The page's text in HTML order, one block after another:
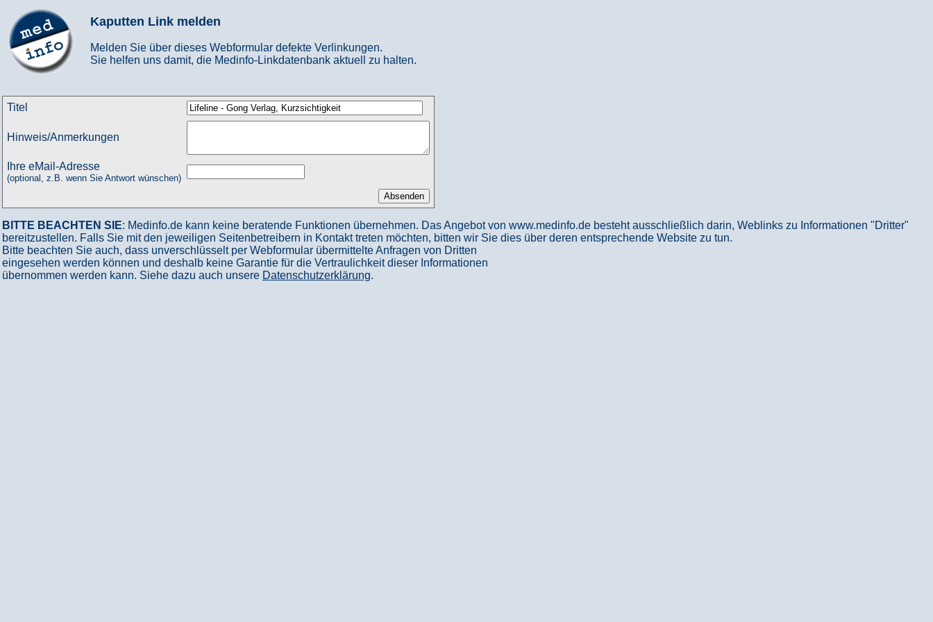
Kaputten Link melden
Melden Sie über dieses Webformular defekte Verlinkungen.
Sie helfen uns damit, die Medinfo-Linkdatenbank aktuell zu halten.
Titel
Hinweis/Anmerkungen
Ihre eMail-Adresse
(optional, z.B. wenn Sie Antwort wünschen)
BITTE BEACHTEN SIE: Medinfo.de kann keine beratende Funktionen übernehmen. Das Angebot von www.medinfo.de besteht ausschließlich darin, Weblinks zu Informationen "Dritter"
bereitzustellen. Falls Sie mit den jeweiligen Seitenbetreibern in Kontakt treten möchten, bitten wir Sie dies über deren entsprechende Website zu tun.
Bitte beachten Sie auch, dass unverschlüsselt per Webformular übermittelte Anfragen von Dritten
eingesehen werden können und deshalb keine Garantie für die Vertraulichkeit dieser Informationen
übernommen werden kann. Siehe dazu auch unsere Datenschutzerklärung.